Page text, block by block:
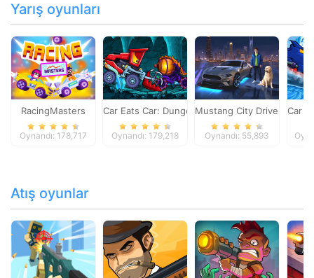
Yarış oyunları
RacingMasters
Oynandı: 178,717
Car Eats Car: Dungeon Adventure
Oynandı: 179,218
Mustang City Driver
Oynandı: 55,893
Car
Atış oyunlar